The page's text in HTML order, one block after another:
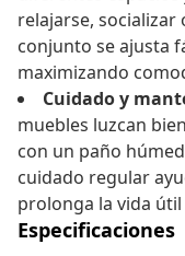
relajarse,
conjunto se ajusta
maximizando
Cuidado y
muebles luzcan
con un paño
cuidado regular
prolonga la vida
Especificaciones